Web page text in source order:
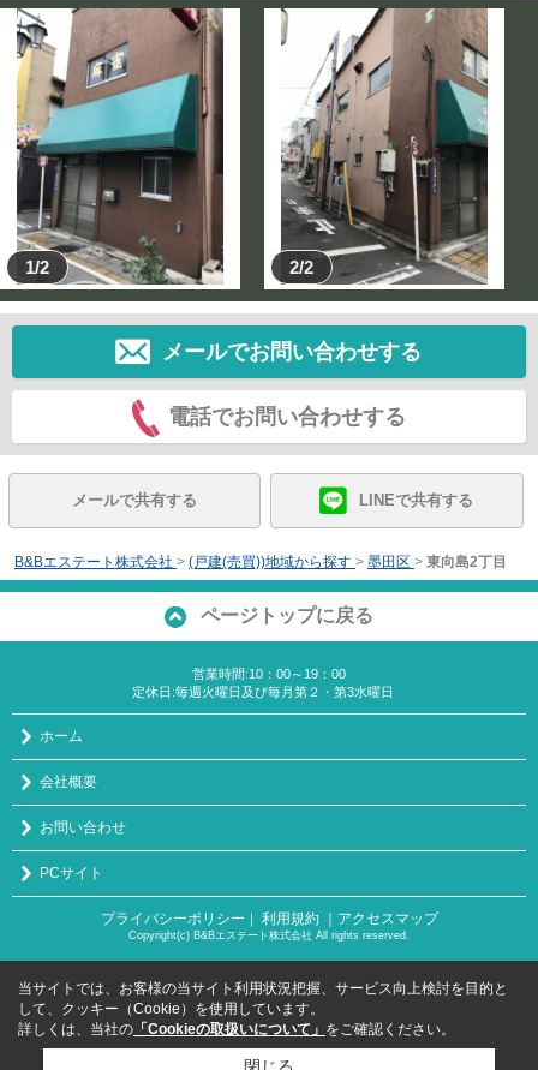
1/2 2/2
メールでお問い合わせする
電話でお問い合わせする
メールで共有する LINEで共有する
B&Bエステート株式会社 > (戸建(売買))地域から探す > 墨田区 > 東向島2丁目
ページトップに戻る
営業時間:10：00～19：00
定休日:毎週火曜日及び毎月第２・第3水曜日
ホーム
会社概要
お問い合わせ
PCサイト
プライバシーポリシー ｜ 利用規約 ｜アクセスマップ
Copyright(c) B&Bエステート株式会社 All rights reserved.
当サイトでは、お客様の当サイト利用状況把握、サービス向上検討を目的と
して、クッキー（Cookie）を使用しています。
詳しくは、当社の 「Cookieの取扱いについて」 をご確認ください。